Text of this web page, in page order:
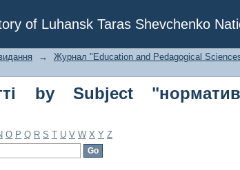
of Luhansk Taras Shevchenko
by Subject "нормативно-
→ Журнал "Education and Pedagogical
by Subject
O P Q R S T U V W X Y Z